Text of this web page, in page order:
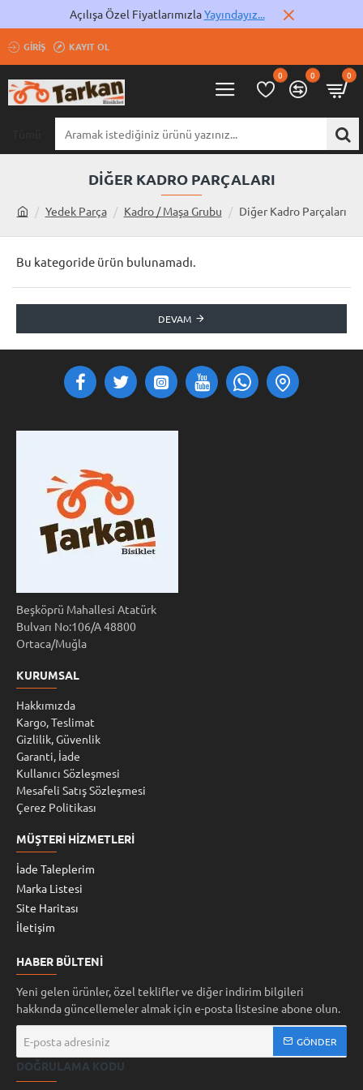
Açılışa Özel FiyatlarımızlaYayındayız...
GIRIŞ KAYIT OL
0 0 0
istediğiniz
DIĞER KADRO PARÇALARI
o
m
Yedek Parça Kadro / Maşa Grubu Diğer Kadro Parçaları
Bu kategoride ürün bulunamadı.
DEVAM
Beşköprü Mahallesi Atatürk
Bulvarı No:106/A 48800
Ortaca/Muğla
KURUMSAL
Hakkımızda
Kargo, Teslimat
Gizlilik, Güvenlik
Garanti, İade
Kullanıcı Sözleşmesi
Mesafeli Satış Sözleşmesi
Çerez Politikası
MÜŞTERI HIZMETLERI
İade Taleplerim
Marka Listesi
Site Haritası
İletişim
HABER BÜLTENI
Yeni gelen ürünler, özel teklifler ve diğer indirim bilgileri
hakkında güncellemeler almak için e-posta listesine abone olun.
posta
adresiniz
GÖNDER
DOĞRULAMA KODU